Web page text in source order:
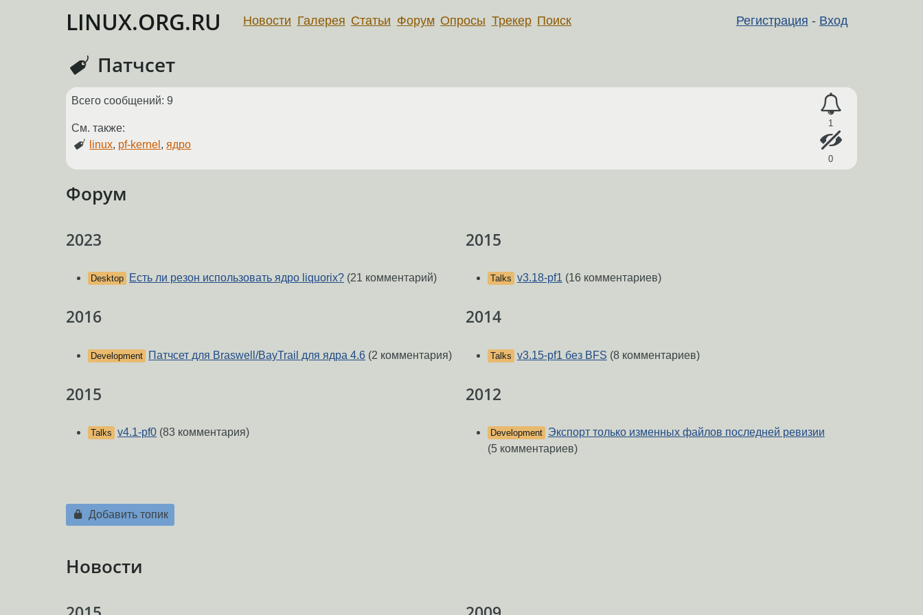
LINUX.ORG.RU Регистрация - Вход
Новости Галерея Статьи Форум Опросы Трекер Поиск
Патчсет
1
0
Всего сообщений: 9
См. также:
linux, pf-kernel , ядро
Форум
2023
Desktop Есть ли резон использовать ядро liquorix? (21 комментарий)
2016
Development Патчсет для Braswell/BayTrail для ядра 4.6 (2 комментария)
2015
Talks v4.1-pf0 (83 комментария)
2015
Talks v3.18-pf1 (16 комментариев)
2014
Talks v3.15-pf1 без BFS (8 комментариев)
2012
Development
Экспорт только изменных файлов последней ревизии
(5 комментариев)
Добавить топик
Новости